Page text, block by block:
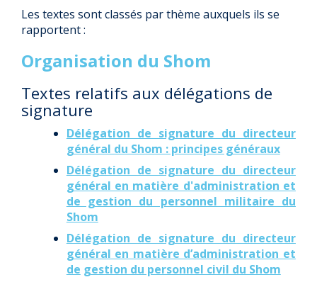
Les textes sont classés par thème auxquels ils se
rapportent :
Organisation du Shom
Textes relatifs aux délégations de
signature
Délégation de signature du directeur
général du Shom : principes généraux
Délégation de signature du directeur
général en matière d'administration et
de gestion du personnel militaire du
Shom
Délégation de signature du directeur
général en matière d’administration et
de gestion du personnel civil du Shom